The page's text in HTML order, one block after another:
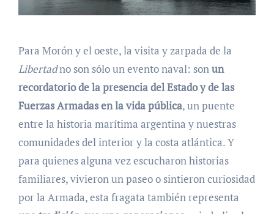
Para Morón y el oeste, la visita y zarpada de la
Libertadno son sólo un evento naval: sonun
recordatorio de la presencia del Estado y de las
Fuerzas Armadas en la vida pública, un puente
entre la historia marítima argentina y nuestras
comunidades del interior y la costa atlántica. Y
para quienes alguna vez escucharon historias
familiares, vivieron un paseo o sintieron curiosidad
por la Armada, esta fragata también representa